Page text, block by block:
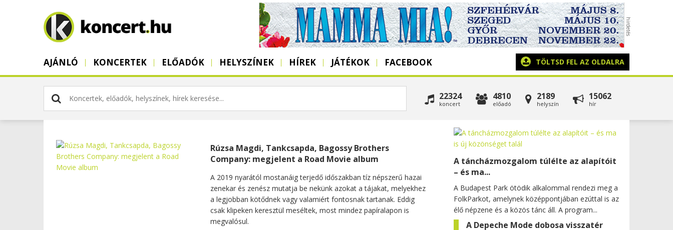
AJÁNLÓ KONCERTEK ELŐADÓK HELYSZÍNEK HÍREK JÁTÉKOK FACEBOOK TÖLTSD FEL AZ OLDALRA
22324
koncert
4810
előadó
2189
helyszín
15062
hír
Rúzsa Magdi, Tankcsapda, Bagossy Brothers
Company: megjelent a Road Movie album
A 2019 nyarától mostanáig terjedő időszakban tíz népszerű hazai
zenekar és zenész mutatja be nekünk azokat a tájakat, melyekhez
a legjobban kötődnek vagy valamiért fontosnak tartanak. Eddig
csak klipeken keresztül meséltek, most mindez papíralapon is
megvalósul.
A táncházmozgalom túlélte az alapítóit
– és ma...
A Budapest Park ötödik alkalommal rendezi meg a
FolkParkot, amelynek középpontjában ezúttal is az
élő népzene és a közös tánc áll. A program...
A Depeche Mode dobosa visszatér